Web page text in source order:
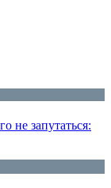
не запутаться: